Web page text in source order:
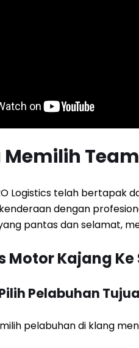
Logistics telah bertapak
dengan
pantas dan selamat,
Motor Kajang
Pelabuhan
pelabuhan di klang